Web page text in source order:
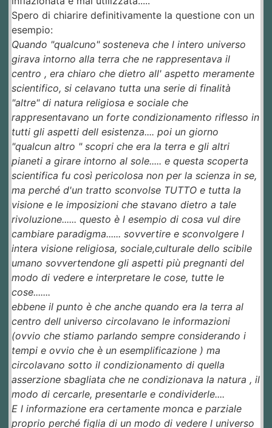
Spero di chiarire definitivamente la questione con un
esempio:
Quando "qualcuno" sosteneva che l intero universo
girava intorno alla terra che ne rappresentava il
centro , era chiaro che dietro all' aspetto meramente
scientifico, si celavano tutta una serie di finalità
"altre" di natura religiosa e sociale che
rappresentavano un forte condizionamento riflesso in
tutti gli aspetti dell esistenza.... poi un giorno
"qualcun altro " scopri che era la terra e gli altri
pianeti a girare intorno al sole..... e questa scoperta
scientifica fu così pericolosa non per la scienza in se,
ma perché d'un tratto sconvolse TUTTO e tutta la
visione e le imposizioni che stavano dietro a tale
rivoluzione...... questo è l esempio di cosa vul dire
cambiare paradigma...... sovvertire e sconvolgere l
intera visione religiosa, sociale,culturale dello scibile
umano sovvertendone gli aspetti più pregnanti del
modo di vedere e interpretare le cose, tutte le
cose.......
ebbene il punto è che anche quando era la terra al
centro dell universo circolavano le informazioni
(ovvio che stiamo parlando sempre considerando i
tempi e ovvio che è un esemplificazione ) ma
circolavano sotto il condizionamento di quella
asserzione sbagliata che ne condizionava la natura , il
modo di cercarle, presentarle e condividerle....
E l informazione era certamente monca e parziale
proprio perché figlia di un modo di vedere l universo